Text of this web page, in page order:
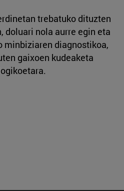
trebatuko dituzten
doluari nola aurre egin eta
minbiziaren diagnostikoa,
gaixoen kudeaketa